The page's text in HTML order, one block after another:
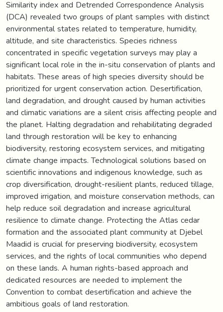
Similarity index and Detrended Correspondence Analysis
(DCA) revealed two groups of plant samples with distinct
environmental states related to temperature, humidity,
altitude, and site characteristics. Species richness
concentrated in specific vegetation surveys may play a
significant local role in the in-situ conservation of plants and
habitats. These areas of high species diversity should be
prioritized for urgent conservation action. Desertification,
land degradation, and drought caused by human activities
and climatic variations are a silent crisis affecting people and
the planet. Halting degradation and rehabilitating degraded
land through restoration will be key to enhancing
biodiversity, restoring ecosystem services, and mitigating
climate change impacts. Technological solutions based on
scientific innovations and indigenous knowledge, such as
crop diversification, drought-resilient plants, reduced tillage,
improved irrigation, and moisture conservation methods, can
help reduce soil degradation and increase agricultural
resilience to climate change. Protecting the Atlas cedar
formation and the associated plant community at Djebel
Maadid is crucial for preserving biodiversity, ecosystem
services, and the rights of local communities who depend
on these lands. A human rights-based approach and
dedicated resources are needed to implement the
Convention to combat desertification and achieve the
ambitious goals of land restoration.